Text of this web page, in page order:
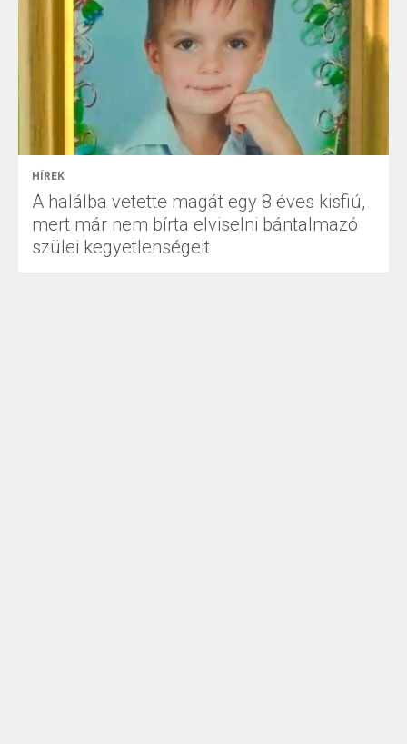
HÍREK
A halálba vetette magát egy 8 éves kisfiú,
mert már nem bírta elviselni bántalmazó
szülei kegyetlenségeit